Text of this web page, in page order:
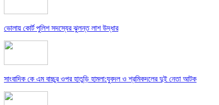
ভোলায় কোর্ট পুলিশ সদস্যের ঝুলন্ত লাশ উদ্ধার
সাংবাদিক কে এম বাচ্চুর ওপর হাতুড়ি হামলা:যুবদল ও শ্রমিকদলের দুই নেতা আটক